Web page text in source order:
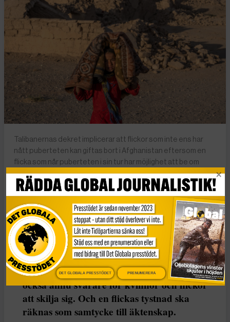
Talibanernas dekret implicerar att flickor som inte ens har
nått puberteten kan giftas bort i Afghanistan eftersom en
flicka som når puberteten i sin tur har möjlighet att be om
skilsmässa i vissa fall. Arkivbild: En flicka bär en filt efter en
jordbävning i Zenda Jan i Heratprovinsen i västra
Afghanistan, oktober 2023. Foto: AP Photo/Ebrahim Noroozi
Talibanerna har legaliserat att flickor som
inte nått puberteten kan giftas bort i
Afghanistan. Enligt den nya lagen blir det
också ännu svårare för kvinnor och flickor
att skilja sig. Och en flickas tystnad ska
räknas som samtycke till äktenskap.
DET GLOBALA PRESSTÖDET PRENUMERERA